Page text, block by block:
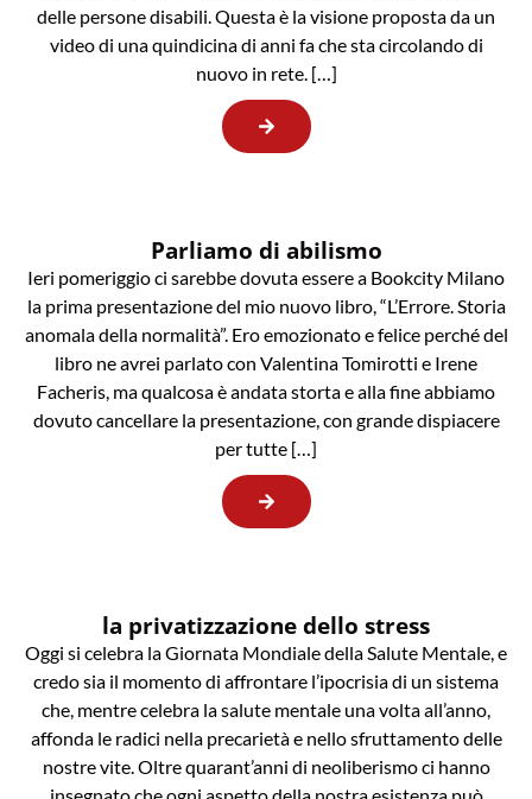
delle persone disabili. Questa è la visione proposta da un
video di una quindicina di anni fa che sta circolando di
nuovo in rete. […]
Parliamo di abilismo
Ieri pomeriggio ci sarebbe dovuta essere a Bookcity Milano
la prima presentazione del mio nuovo libro, “L’Errore. Storia
anomala della normalità”. Ero emozionato e felice perché del
libro ne avrei parlato con Valentina Tomirotti e Irene
Facheris, ma qualcosa è andata storta e alla fine abbiamo
dovuto cancellare la presentazione, con grande dispiacere
per tutte […]
la privatizzazione dello stress
Oggi si celebra la Giornata Mondiale della Salute Mentale, e
credo sia il momento di affrontare l’ipocrisia di un sistema
che, mentre celebra la salute mentale una volta all’anno,
affonda le radici nella precarietà e nello sfruttamento delle
nostre vite. Oltre quarant’anni di neoliberismo ci hanno